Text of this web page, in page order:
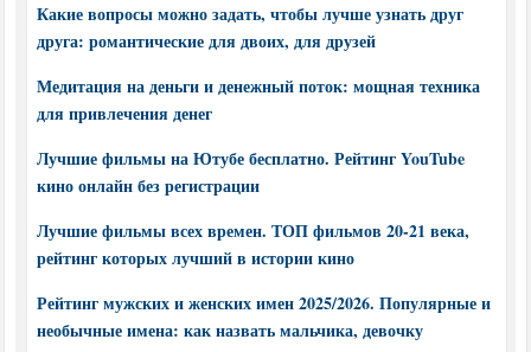
Какие вопросы можно задать, чтобы лучше узнать друг
друга: романтические для двоих, для друзей
Медитация на деньги и денежный поток: мощная техника
для привлечения денег
Лучшие фильмы на Ютубе бесплатно. Рейтинг YouTube
кино онлайн без регистрации
Лучшие фильмы всех времен. ТОП фильмов 20-21 века,
рейтинг которых лучший в истории кино
Рейтинг мужских и женских имен 2025/2026. Популярные и
необычные имена: как назвать мальчика, девочку